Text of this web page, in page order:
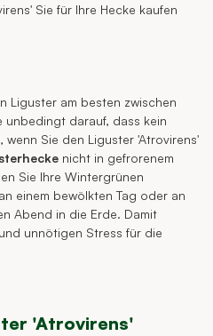
Sie für Ihre Hecke kaufen
Liguster am besten zwischen
darauf, dass kein
Sie den Liguster 'Atrovirens'
nicht in gefrorenem
Sie Ihre Wintergrünen
einem bewölkten Tag oder an
Abend in die Erde. Damit
unnötigen Stress für die
'Atrovirens'